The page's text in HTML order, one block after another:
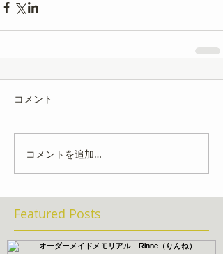
コメント
コメントを追加…
Featured Posts